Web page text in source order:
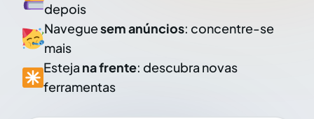
depois
Naveguesem anúncios: concentre-se
mais
Esteja na frente: descubra novas
ferramentas